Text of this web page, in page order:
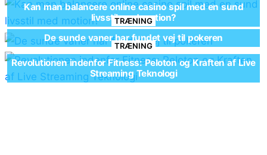
Kan man balancere online casino spil med en sund
livsstil med motion?
TRÆNING
De sunde vaner har fundet vej til pokeren
TRÆNING
Revolutionen indenfor Fitness: Peloton og Kraften af Live
Streaming Teknologi